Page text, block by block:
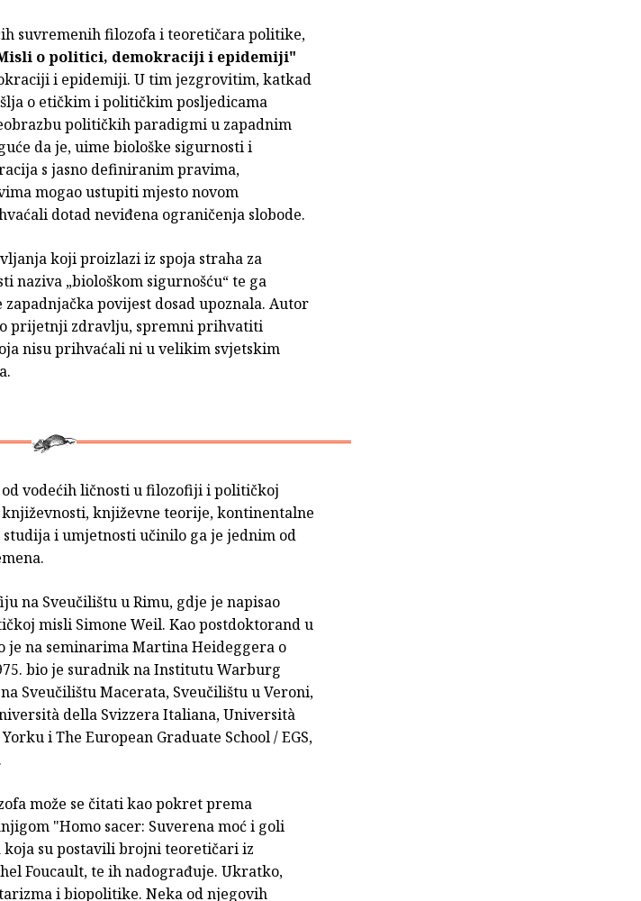
suvremenih filozofa i teoretičara politike,
o politici, demokraciji i epidemiji"
i epidemiji. U tim jezgrovitim, katkad
o etičkim i političkim posljedicama
političkih paradigmi u zapadnim
da je, uime biološke sigurnosti i
s jasno definiranim pravima,
mogao ustupiti mjesto novom
dotad neviđena ograničenja slobode.
koji proizlazi iz spoja straha za
naziva „biološkom sigurnošću“ te ga
povijest dosad upoznala. Autor
prijetnji zdravlju, spremni prihvatiti
nisu prihvaćali ni u velikim svjetskim
od vodećih ličnosti u filozofiji i političkoj
književne teorije, kontinentalne
i umjetnosti učinilo ga je jednim od
na Sveučilištu u Rimu, gdje je napisao
misli Simone Weil. Kao postdoktorand u
je na seminarima Martina Heideggera o
bio je suradnik na Institutu Warburg
Sveučilištu Macerata, Sveučilištu u Veroni,
della Svizzera Italiana, Università
i The European Graduate School / EGS,
može se čitati kao pokret prema
"Homo sacer: Suverena moć i goli
koja su postavili brojni teoretičari iz
Foucault, te ih nadograđuje. Ukratko,
i biopolitike. Neka od njegovih